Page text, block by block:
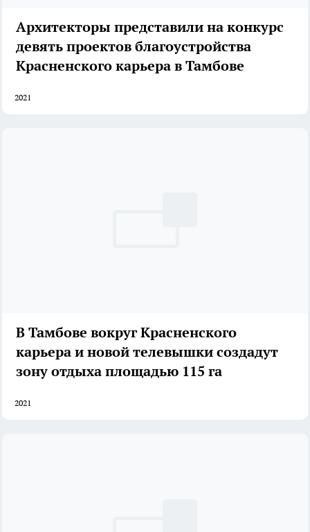
Архитекторы представили на конкурс
девять проектов благоустройства
Красненского карьера в Тамбове
2021
В Тамбове вокруг Красненского
карьера и новой телевышки создадут
зону отдыха площадью 115 га
2021